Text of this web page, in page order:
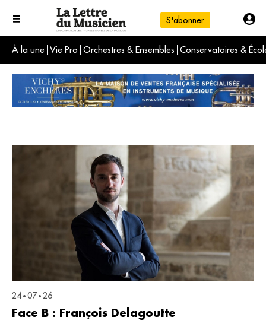
S'abonner
À la une Vie Pro Orchestres & Ensembles Conservatoires &
L'info du jour
Le numéro du mois
International
24 • 07 • 26
Face B : François Delagoutte